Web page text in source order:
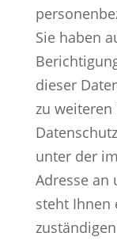
Sie haben
dieser
zu weiteren
unter der
Adresse an
steht Ihnen